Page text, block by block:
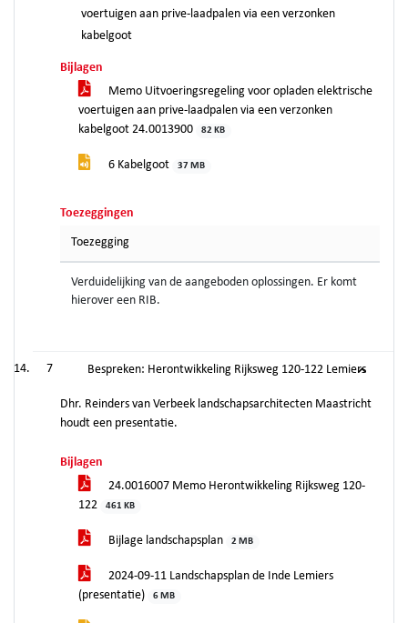
voertuigen aan prive-laadpalen via een verzonken
kabelgoot
Bijlagen
Memo Uitvoeringsregeling voor opladen elektrische
voertuigen aan prive-laadpalen via een verzonken
kabelgoot 24.0013900
82 KB
6 Kabelgoot 37 MB
Toezeggingen
Toezegging
Verduidelijking van de aangeboden oplossingen. Er komt
hierover een RIB.
7 Bespreken: Herontwikkeling Rijksweg 120-122 Lemiers
Dhr. Reinders van Verbeek landschapsarchitecten Maastricht
houdt een presentatie.
Bijlagen
24.0016007 Memo Herontwikkeling Rijksweg 120-
122
461 KB
Bijlage landschapsplan 2 MB
2024-09-11 Landschapsplan de Inde Lemiers
(presentatie)
6 MB